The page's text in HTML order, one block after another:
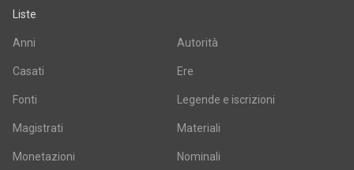
Liste
Anni Autorità
Casati Ere
Fonti Legende e iscrizioni
Magistrati Materiali
Monetazioni Nominali